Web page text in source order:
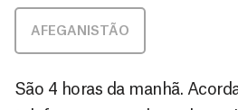
AFEGANISTÃO
São 4 horas da manhã.